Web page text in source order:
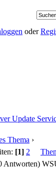
oder
Update
Thema ›
[1] 2